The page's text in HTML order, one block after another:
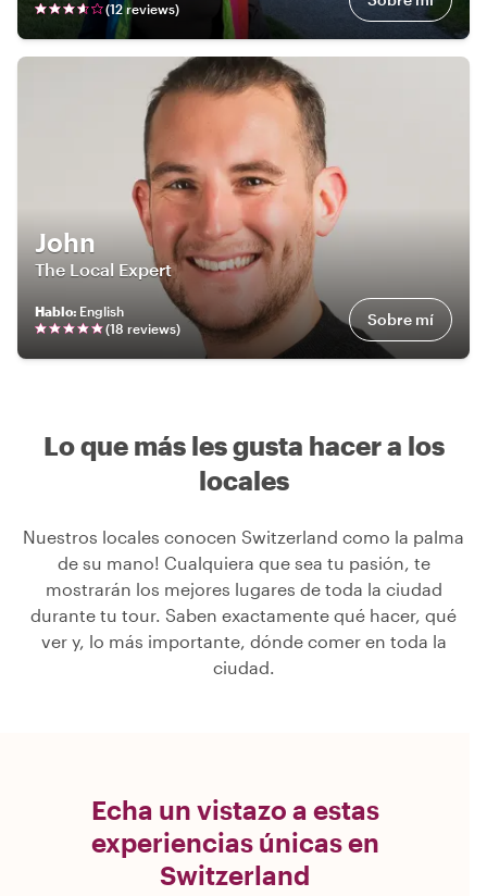
(12reviews)
John
The Local Expert
Hablo: English
(18 reviews) Sobre mí
Lo que más les gusta hacer a los
locales
Nuestros locales conocen Switzerland como la palma
de su mano! Cualquiera que sea tu pasión, te
mostrarán los mejores lugares de toda la ciudad
durante tu tour. Saben exactamente qué hacer, qué
ver y, lo más importante, dónde comer en toda la
ciudad.
Echa un vistazo a estas
experiencias únicas en
Switzerland